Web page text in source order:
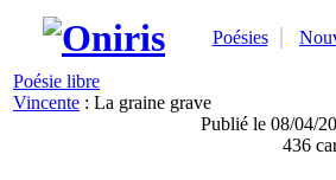
Poésies
Poésie libre
Vincente : La graine grave
Publié le 08/04/20
436